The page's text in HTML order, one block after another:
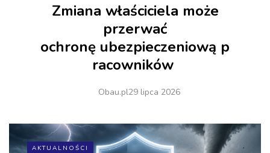
Zmiana właściciela może
przerwać
ochronę ubezpieczeniową p
racowników
Obau.pl29 lipca 2026
AKTUALNOŚCI